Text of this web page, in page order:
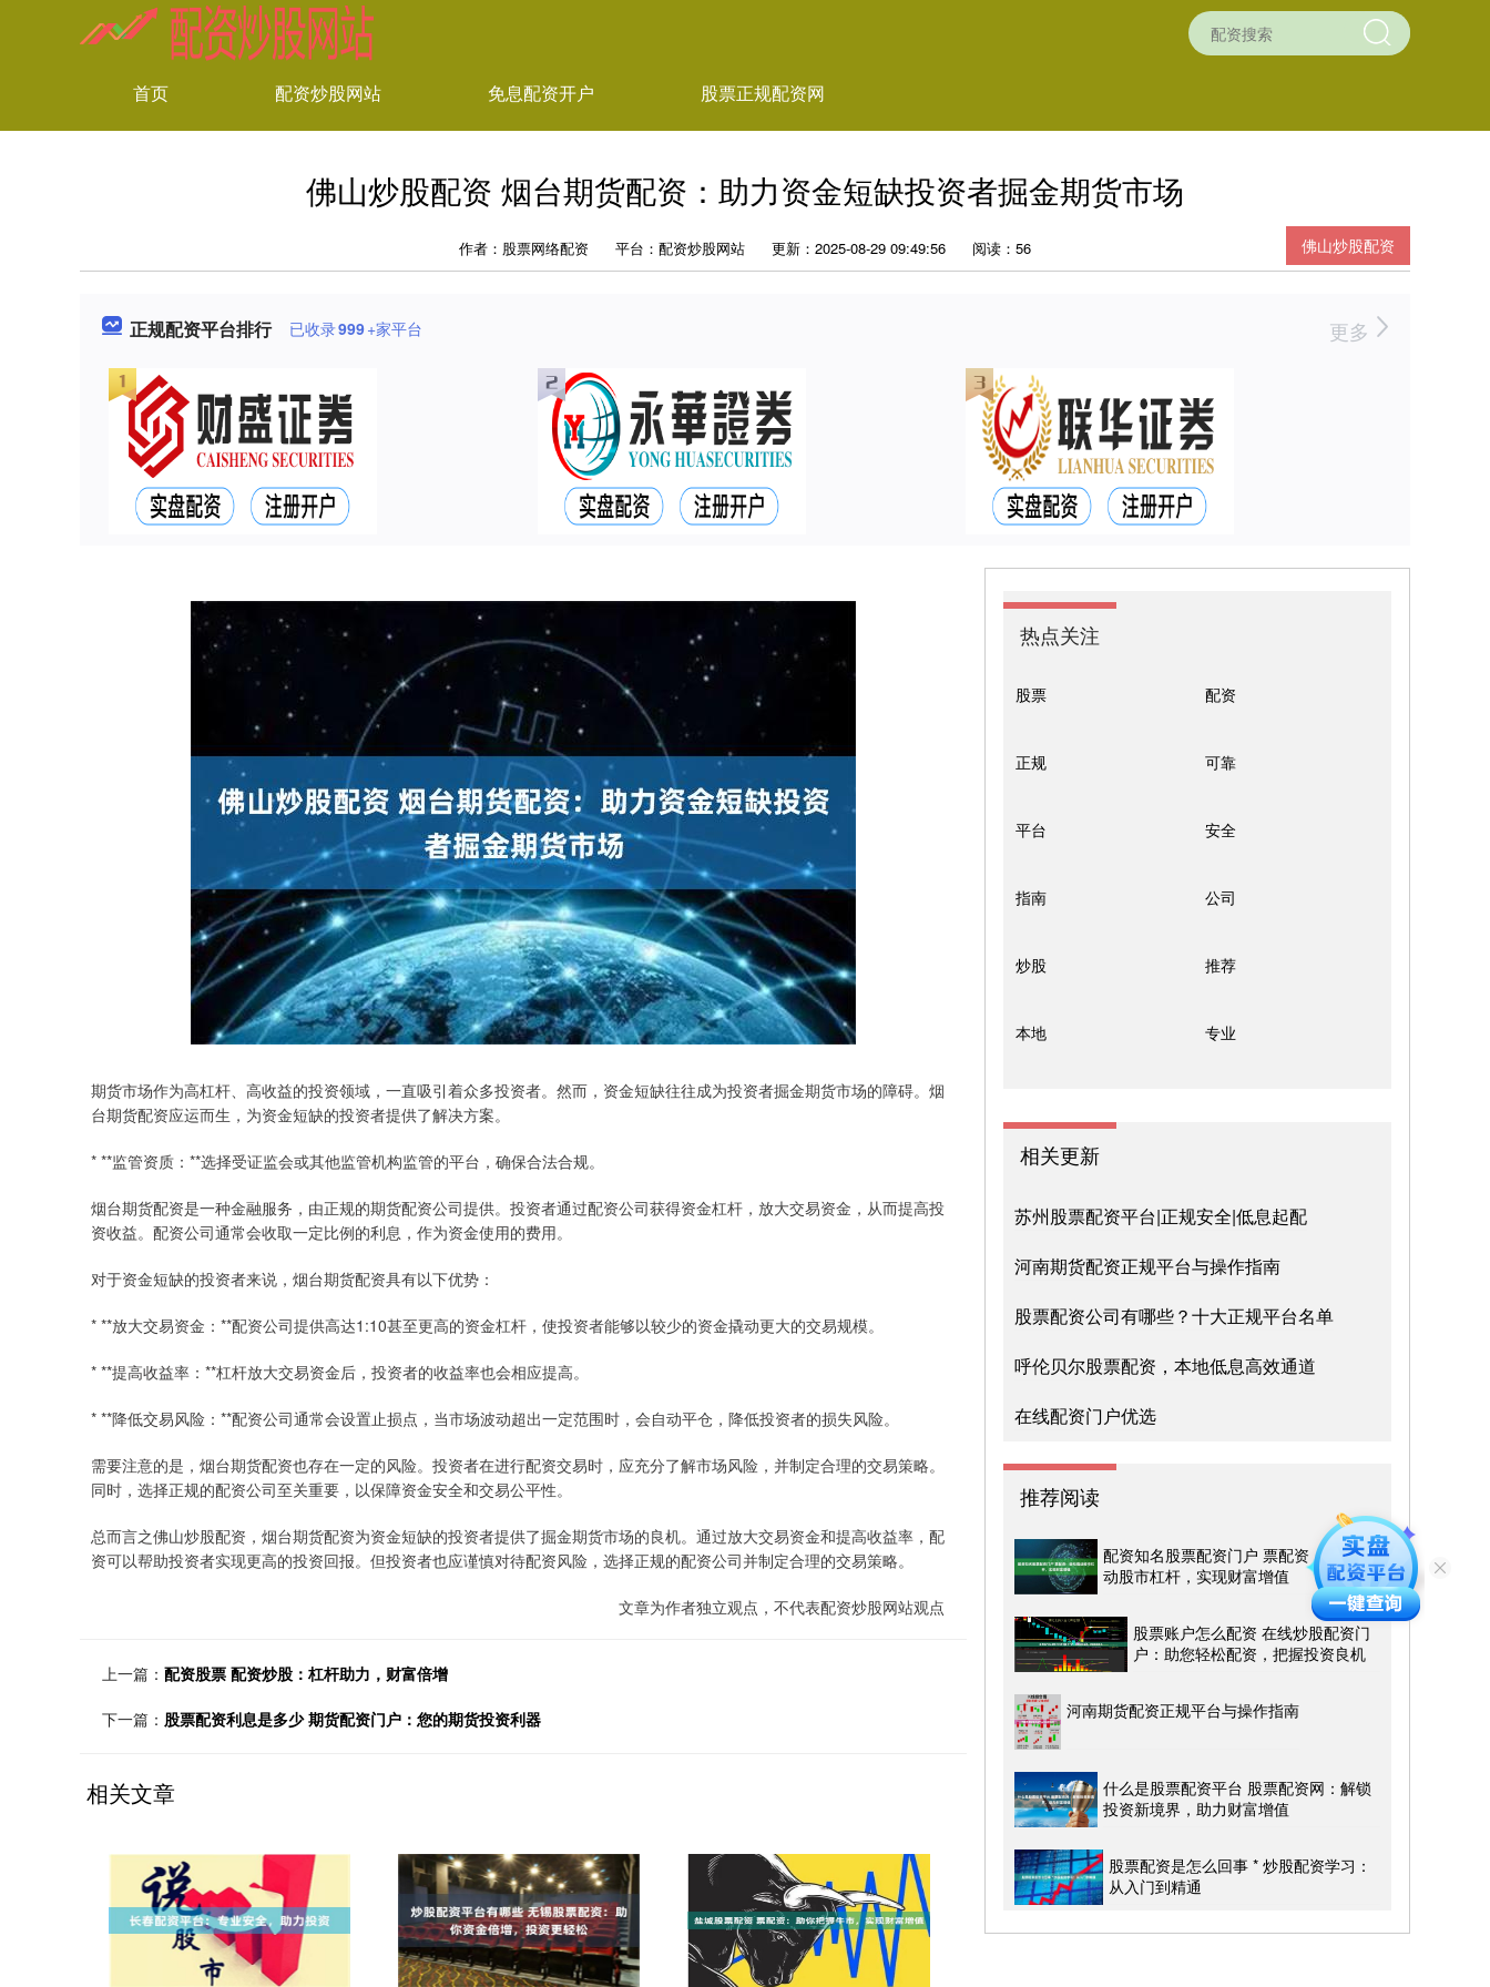
首页 配资炒股网站 免息配资开户 股票正规配资网
佛山炒股配资 烟台期货配资：助力资金短缺投资者掘金期货市场
佛山炒股配资
作者：股票网络配资 平台：配资炒股网站 更新：2025-08-29 09:49:56 阅读：56
正规配资平台排行 已收录999+家平台 更多
期货市场作为高杠杆、高收益的投资领域，一直吸引着众多投资者。然而，资金短缺往往成为投资者掘金期货市场的障碍。烟
台期货配资应运而生，为资金短缺的投资者提供了解决方案。
* **监管资质：**选择受证监会或其他监管机构监管的平台，确保合法合规。
烟台期货配资是一种金融服务，由正规的期货配资公司提供。投资者通过配资公司获得资金杠杆，放大交易资金，从而提高投
资收益。配资公司通常会收取一定比例的利息，作为资金使用的费用。
对于资金短缺的投资者来说，烟台期货配资具有以下优势：
* **放大交易资金：**配资公司提供高达1:10甚至更高的资金杠杆，使投资者能够以较少的资金撬动更大的交易规模。
* **提高收益率：**杠杆放大交易资金后，投资者的收益率也会相应提高。
* **降低交易风险：**配资公司通常会设置止损点，当市场波动超出一定范围时，会自动平仓，降低投资者的损失风险。
需要注意的是，烟台期货配资也存在一定的风险。投资者在进行配资交易时，应充分了解市场风险，并制定合理的交易策略。
同时，选择正规的配资公司至关重要，以保障资金安全和交易公平性。
总而言之佛山炒股配资，烟台期货配资为资金短缺的投资者提供了掘金期货市场的良机。通过放大交易资金和提高收益率，配
资可以帮助投资者实现更高的投资回报。但投资者也应谨慎对待配资风险，选择正规的配资公司并制定合理的交易策略。
文章为作者独立观点，不代表配资炒股网站观点
上一篇： 配资股票 配资炒股：杠杆助力，财富倍增
下一篇： 股票配资利息是多少 期货配资门户：您的期货投资利器
相关文章
热点关注
股票 配资
正规 可靠
平台 安全
指南 公司
炒股 推荐
本地 专业
相关更新
苏州股票配资平台|正规安全|低息起配
河南期货配资正规平台与操作指南
股票配资公司有哪些？十大正规平台名单
呼伦贝尔股票配资，本地低息高效通道
在线配资门户优选
推荐阅读
配资知名股票配资门户 票配资：轻松撬
动股市杠杆，实现财富增值
股票账户怎么配资 在线炒股配资门
户：助您轻松配资，把握投资良机
河南期货配资正规平台与操作指南
什么是股票配资平台 股票配资网：解锁
投资新境界，助力财富增值
股票配资是怎么回事 * 炒股配资学习：
从入门到精通